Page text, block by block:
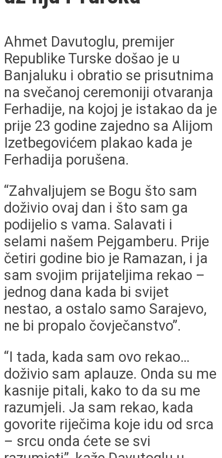
Ahmet Davutoglu, premijer
Republike Turske došao je u
Banjaluku i obratio se prisutnima
na svečanoj ceremoniji otvaranja
Ferhadije, na kojoj je istakao da je
prije 23 godine zajedno sa Alijom
Izetbegovićem plakao kada je
Ferhadija porušena.
“Zahvaljujem se Bogu što sam
doživio ovaj dan i što sam ga
podijelio s vama. Salavati i
selami našem Pejgamberu. Prije
četiri godine bio je Ramazan, i ja
sam svojim prijateljima rekao –
jednog dana kada bi svijet
nestao, a ostalo samo Sarajevo,
ne bi propalo čovječanstvo”.
“I tada, kada sam ovo rekao…
doživio sam aplauze. Onda su me
kasnije pitali, kako to da su me
razumjeli. Ja sam rekao, kada
govorite riječima koje idu od srca
– srcu onda ćete se svi